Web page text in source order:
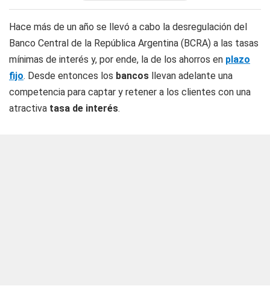
Hace más de un año se llevó a cabo la desregulación del
Banco Central de la República Argentina (BCRA) a las tasas
mínimas de interés y, por ende, la de los ahorros en plazo
fijo. Desde entonces los bancos llevan adelante una
competencia para captar y retener a los clientes con una
atractiva tasa de interés.